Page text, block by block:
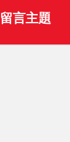
留言主題